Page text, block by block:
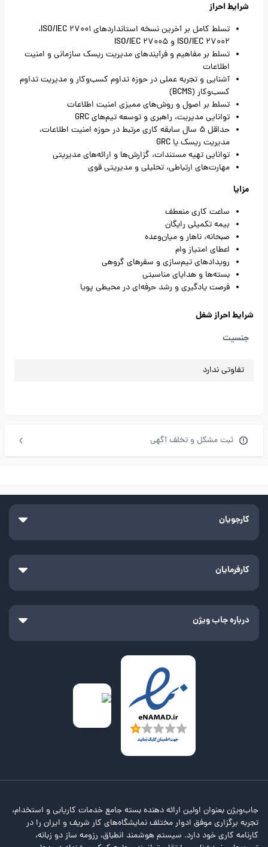
شرایط احراز
تسلط کامل بر آخرین نسخه استانداردهایISO/IEC 27001،
ISO/IEC 27002 و ISO/IEC 27005
تسلط بر مفاهیم و فرآیندهای مدیریت ریسک سازمانی و امنیت
اطلاعات
آشنایی و تجربه عملی در حوزه تداوم کسب‌وکار و مدیریت تداوم
کسب‌وکار (BCMS
)
تسلط بر اصول و روش‌های ممیزی امنیت اطلاعات
توانایی مدیریت، راهبری و توسعه تیم‌هایGRC
حداقل 5 سال سابقه کاری مرتبط در حوزه امنیت اطلاعات،
مدیریت ریسک یا GRC
توانایی تهیه مستندات، گزارش‌ها و ارائه‌های مدیریتی
مهارت‌های ارتباطی، تحلیلی و مدیریتی قوی
مزایا
ساعت کاری منعطف
بیمه تکمیلی رایگان
صبحانه، ناهار و میان‌وعده
اعطای امتیاز وام
رویدادهای تیم‌سازی و سفرهای گروهی
بسته‌ها و هدایای مناسبتی
فرصت یادگیری و رشد حرفه‌ای در محیطی پویا
شرایط احراز شغل
جنسیت
تفاوتی ندارد
ثبت مشکل و تخلف آگهی
کارجویان
کارفرمایان
درباره جاب ویژن
جاب‌ویژن بعنوان اولین ارائه دهنده بسته جامع خدمات کاریابی و استخدام،
تجربه برگزاری موفق ادوار مختلف نمایشگاه‌های کار شریف و ایران را در
کارنامه کاری خود دارد. سیستم هوشمند انطباق، رزومه ساز دو زبانه،